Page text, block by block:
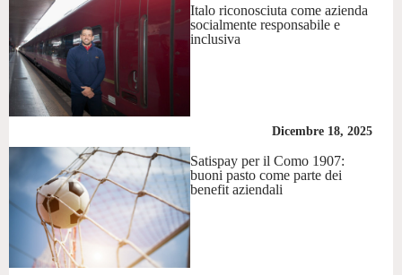
Italo riconosciuta come azienda
socialmente responsabile e
inclusiva
Dicembre 18, 2025
Satispay per il Como 1907:
buoni pasto come parte dei
benefit aziendali